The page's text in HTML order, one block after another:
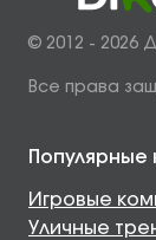
© 2012 - 2026
Все права
Популярные
Игровые
Уличные